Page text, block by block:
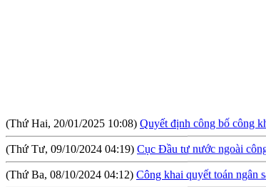
(Thứ Tư, 09/10/2024 04:19) Cục Đầu tư nước ngoài
(Thứ Ba, 08/10/2024 04:12) Công khai quyết toán ngân
(Thứ Tư, 28/08/2024 05:24)Thông báo kết quả lựa